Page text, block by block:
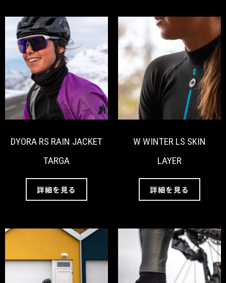
DYORA RS RAIN JACKET
TARGA
詳細を見る
W WINTER LS SKIN
LAYER
詳細を見る